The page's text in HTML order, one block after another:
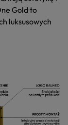
Goldto
luksusowych